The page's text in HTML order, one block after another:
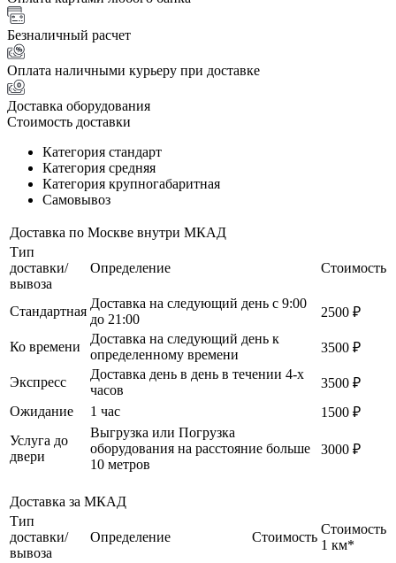
Безналичный расчет
Оплата наличными курьеру при доставке
Доставка оборудования
Стоимость доставки
Категория стандарт
Категория средняя
Категория крупногабаритная
Самовывоз
Доставка по Москве внутри МКАД
Тип
доставки/
вывоза
Определение Стоимость
Стандартная
Доставка на следующий день с 9:00
до 21:00
2500 ₽
Ко времени
Доставка на следующий день к
определенному времени
3500 ₽
Экспресс
Доставка день в день в течении 4-х
часов
3500 ₽
Ожидание
1 час
1500 ₽
Услуга до
двери
Выгрузка или Погрузка
оборудования на расстояние больше
10 метров
3000 ₽
Доставка за МКАД
Тип
доставки/
вывоза
Определение Стоимость
Стоимость
1 км*